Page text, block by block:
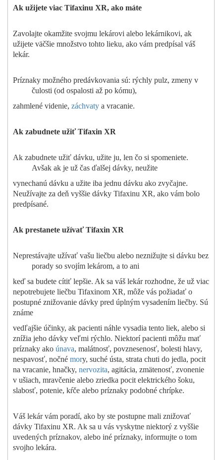
Ak užijete viac Tifaxinu XR, ako máte
Zavolajte okamžite svojmu lekárovi alebo lekárnikovi, ak
užijete väčšie množstvo tohto lieku, ako vám predpísal váš
lekár.
Príznaky možného predávkovania sú: rýchly pulz, zmeny v
čulosti (od ospalosti až po kómu),
zahmlené videnie, záchvaty a vracanie.
Ak zabudnete užiť Tifaxin XR
Ak zabudnete užiť dávku, užite ju, len čo si spomeniete.
Avšak ak je už čas ďalšej dávky, neužite
vynechanú dávku a užite iba jednu dávku ako zvyčajne.
Neužívajte za deň vyššie dávky Tifaxinu XR, ako vám bolo
predpísané.
Ak prestanete užívať Tifaxin XR
Neprestávajte užívať vašu liečbu alebo neznižujte si dávku bez
porady so svojím lekárom, a to ani
keď sa budete cítiť lepšie. Ak sa váš lekár rozhodne, že už viac
nepotrebujete liečbu Tifaxinom XR, môže vás požiadať o
postupné znižovanie dávky pred úplným vysadením liečby. Sú
známe
vedľajšie účinky, ak pacienti náhle vysadia tento liek, alebo si
znížia jeho dávky veľmi rýchlo. Niektorí pacienti môžu mať
príznaky ako únava, malátnosť, povznesenosť, bolesti hlavy,
nespavosť, nočné mory, suché ústa, strata chuti do jedla, pocit
na vracanie, hnačky, nervozita, agitácia, zmätenosť, zvonenie
v ušiach, mravčenie alebo zriedka pocit elektrického šoku,
slabosť, potenie, kŕče alebo príznaky podobné chrípke.
Váš lekár vám poradí, ako by ste postupne mali znižovať
dávky Tifaxinu XR. Ak sa u vás vyskytne niektorý z vyššie
uvedených príznakov, alebo iné príznaky, informujte o tom
svojho lekára.